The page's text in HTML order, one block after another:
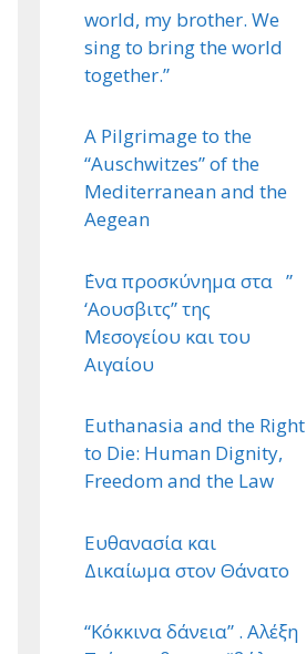
world, my brother. We
sing to bring the world
together.”
A Pilgrimage to the
“Auschwitzes” of the
Mediterranean and the
Aegean
΄Ενα προσκύνημα στα ”
‘Αουσβιτς” της
Μεσογείου και του
Αιγαίου
Euthanasia and the Right
to Die: Human Dignity,
Freedom and the Law
Ευθανασία και
Δικαίωμα στον Θάνατο
“Κόκκινα δάνεια” . Αλέξη